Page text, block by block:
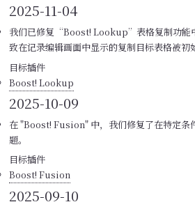
2025-11-04
我们已修复“Boost! Lookup”表格复制功能
致在记录编辑画面中显示的复制目标表格被初
目标插件
Boost! Lookup
2025-10-09
在 "Boost! Fusion" 中，我们修复了在特定条
题。
目标插件
Boost! Fusion
2025-09-10